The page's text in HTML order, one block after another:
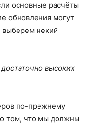
основные расчёты
обновления могут
выберем некий
высоких
по-прежнему
том, что мы должны